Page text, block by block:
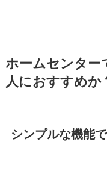
ホームセンター
人におすすめか
シンプルな機能